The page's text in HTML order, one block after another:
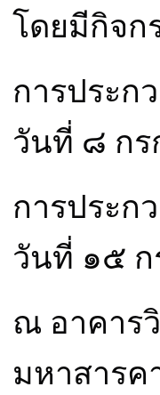
โดยมีกิจก
การประก
วันที่ ๘ ก
การประก
วันที่ ๑๕
ณ อาคาร
มหาสารค